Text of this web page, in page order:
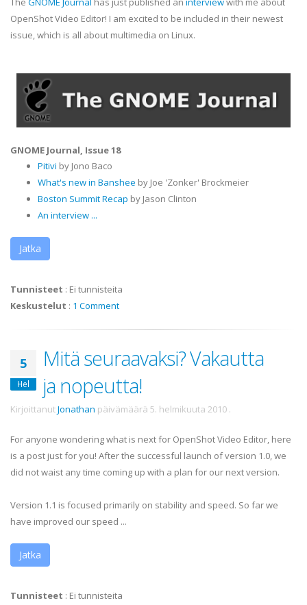
OpenShot Video Editor! I am excited to be included in their newest
issue, which is all about multimedia on Linux.
GNOME Journal, Issue 18
Pitivi by Jono Baco
What's newin Banshee by Joe 'Zonker' Brockmeier
Boston Summit Recap by Jason Clinton
An interview ...
Jatka
Tunnisteet : Ei tunnisteita
Keskustelut : 1 Comment
5
Hel
Mitä seuraavaksi? Vakautta
ja nopeutta!
KirjoittanutJonathan päivämäärä 5. helmikuuta 2010 .
For anyone wondering what is next for OpenShot Video Editor, here
is a post just for you! After the successful launch of version 1.0, we
did not waist any time coming up with a plan for our next version.
Version 1.1 is focused primarily on stability and speed. So far we
have improved our speed ...
Jatka
Tunnisteet : Ei tunnisteita